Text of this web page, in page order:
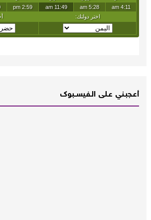
أعـــجبــني عـــلى الــفــيســــبوك